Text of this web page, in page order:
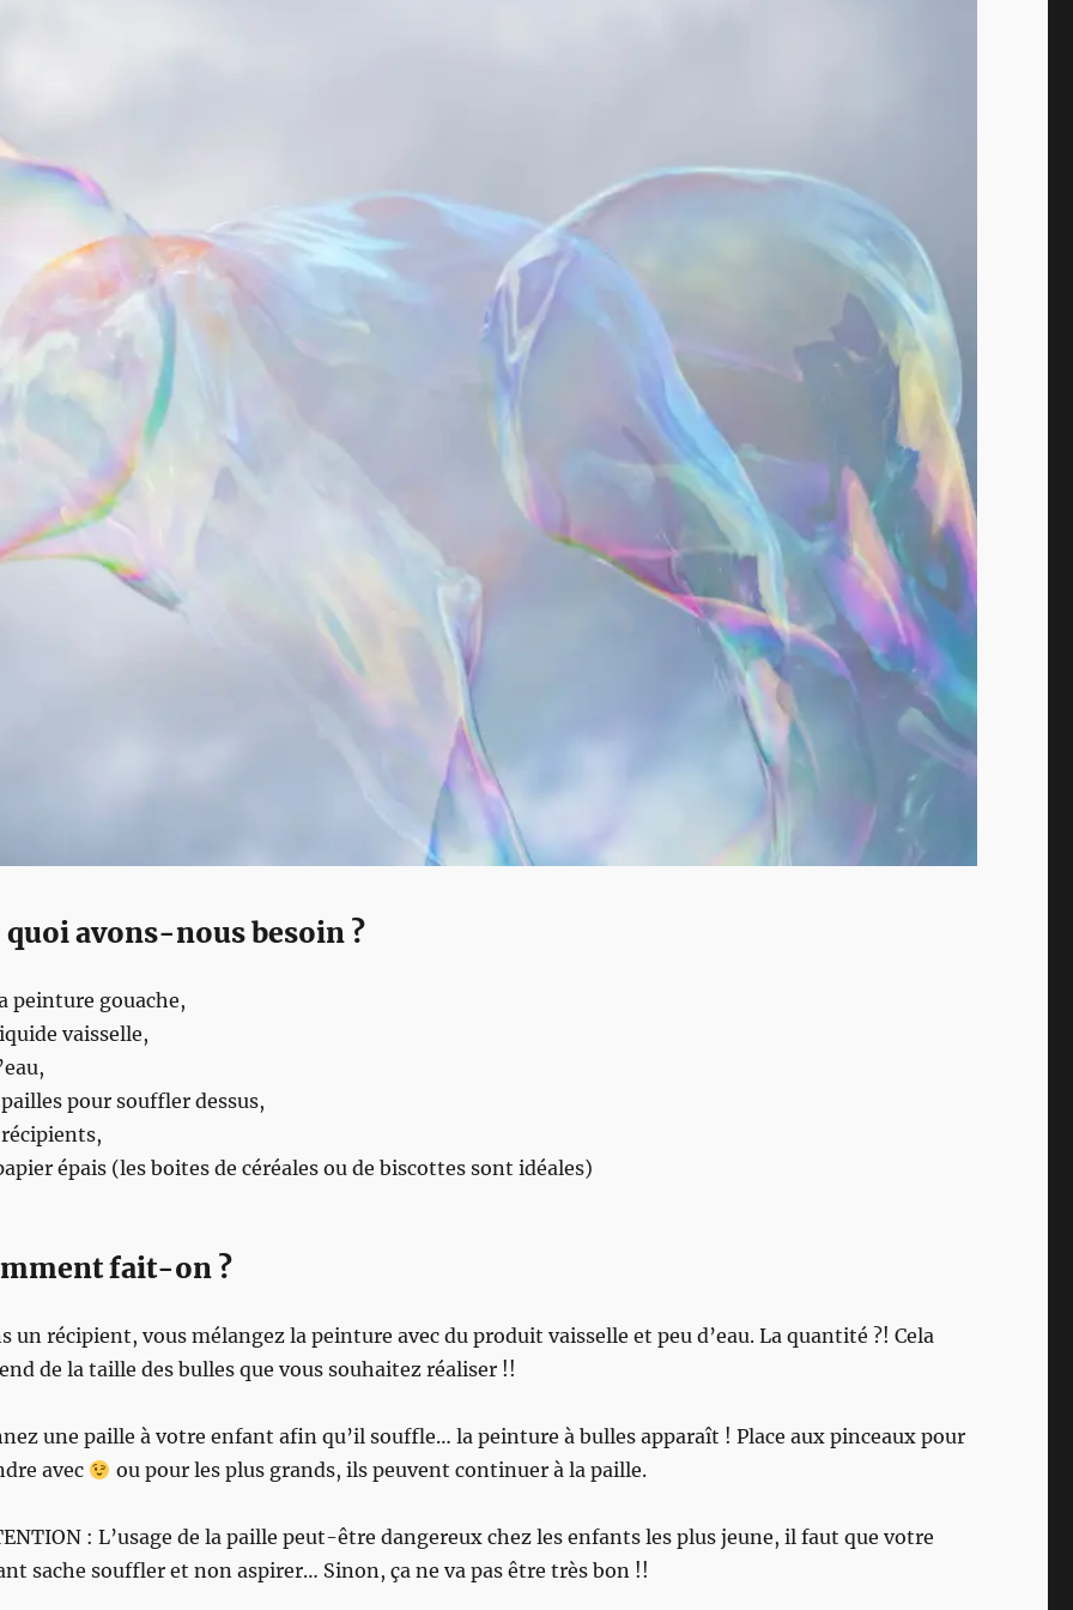
quoi avons-nous besoin ?
peinture gouache,
vaisselle,
pour souffler dessus,
épais (les boites de céréales ou de biscottes sont idéales)
fait-on ?
un récipient, vous mélangez la peinture avec du produit vaisselle et peu d’eau. La quantité ?! Cela
de la taille des bulles que vous souhaitez réaliser !!
une paille à votre enfant afin qu’il souffle… la peinture à bulles apparaît ! Place aux pinceaux pour
avec
ou pour les plus grands, ils peuvent continuer à la paille.
: L’usage de la paille peut-être dangereux chez les enfants les plus jeune, il faut que votre
sache souffler et non aspirer… Sinon, ça ne va pas être très bon !!